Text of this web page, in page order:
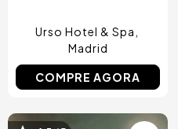
Urso Hotel & Spa
Madrid
COMPRE AGORA